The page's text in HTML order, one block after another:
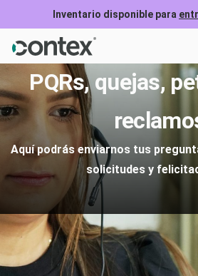
Inventario disponible para
PQRs, quejas,
Aquí podrás enviarnos tus
solicitudes y